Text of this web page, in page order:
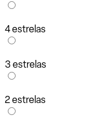
4 estrelas
3 estrelas
2 estrelas